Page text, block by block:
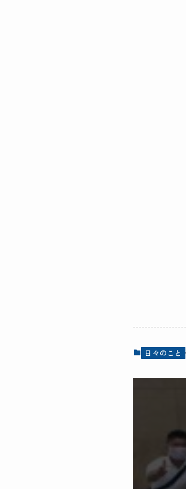
日々のこと